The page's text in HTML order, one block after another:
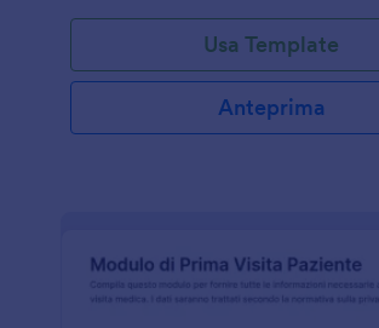
Usa Template
Anteprima